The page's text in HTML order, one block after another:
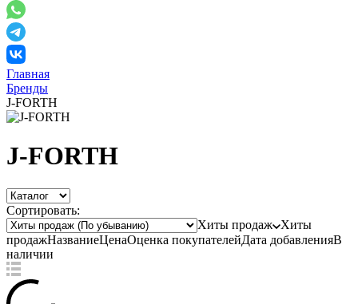
Главная
Бренды
J-FORTH
J-FORTH
Сортировать:
Хиты продаж
Хиты
продажНазваниеЦенаОценка покупателейДата добавленияВ
наличии